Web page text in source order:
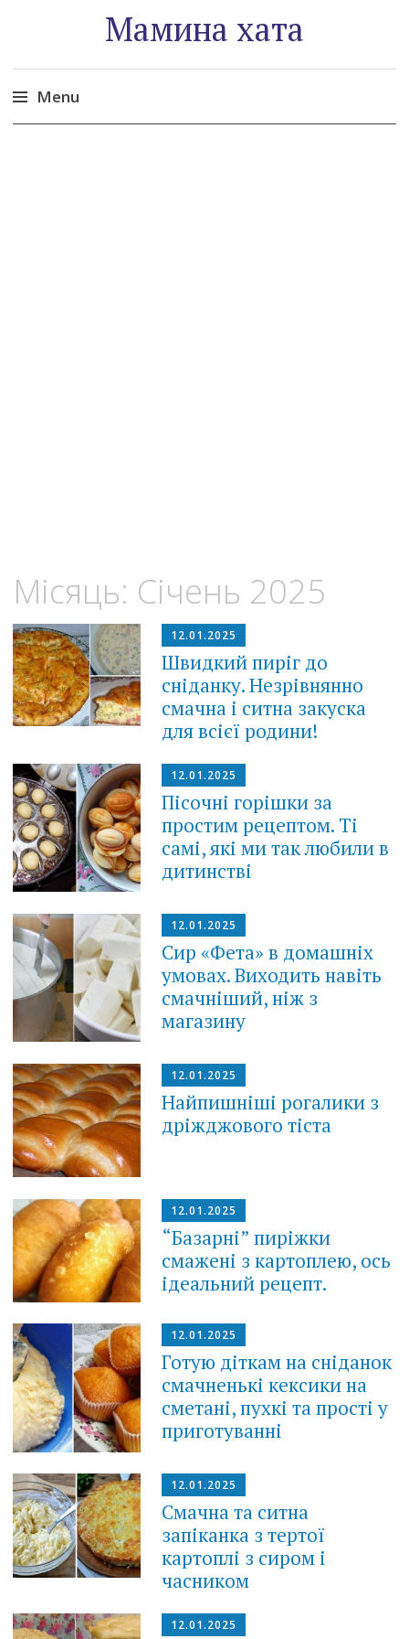
Мамина хата
Menu
Місяць: Січень 2025
12.01.2025
Швидкий пиріг до
сніданку. Незрівнянно
смачна і ситна закуска
для всієї родини!
12.01.2025
Пісочні горішки за
простим рецептом. Ті
самі, які ми так любили в
дитинстві
12.01.2025
Сир «Фета» в домашніх
умовах. Виходить навіть
смачніший, ніж з
магазину
12.01.2025
Найпишніші рогалики з
дріжджового тіста
12.01.2025
“Базарні” пиріжки
смажені з картоплею, ось
ідеальний рецепт.
12.01.2025
Готую діткам на сніданок
смачненькі кексики на
сметані, пухкі та прості у
приготуванні
12.01.2025
Смачна та ситна
запіканка з тертої
картоплі з сиром і
часником
12.01.2025